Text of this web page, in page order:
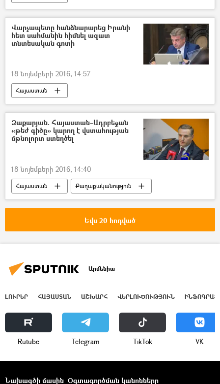
Վարչապետը հանձնարարեց Իրանի
հետ սահմանին հիմնել ազատ
տնտեսական գոտի
18 նոյեմբերի 2016, 14:57
Հայաստան
Զաքարյան. Հայաստան–Ադրբեջան
«թեժ գիծը» կարող է վստահության
մթնոլորտ ստեղծել
18 նոյեմբերի 2016, 14:40
Հայաստան Քաղաքականություն
Եվս 20 հոդված
Արմենիա
ԼՈՒՐԵՐ ՀԱՅԱՍՏԱՆ ԱՇԽԱՐՀ ՎԵՐԼՈՒԾՈՒԹՅՈՒՆ
Rutube Telegram ТikТоk VK
Նախագծի մասին Օգտագործման կանոնները